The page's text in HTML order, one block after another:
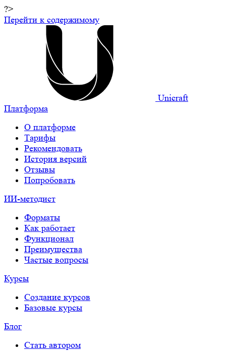
?>
Перейти к содержимому
Unicraft
Платформа
О платформе
Тарифы
Рекомендовать
История версий
Отзывы
Попробовать
ИИ-методист
Форматы
Как работает
Функционал
Преимущества
Частые вопросы
Курсы
Создание курсов
Базовые курсы
Блог
Стать автором